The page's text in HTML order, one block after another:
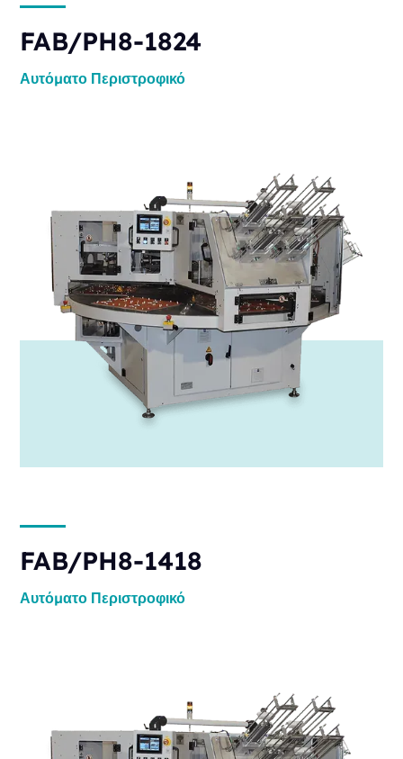
FAB/PH8-1824
Αυτόματο Περιστροφικό
FAB/PH8-1418
Αυτόματο Περιστροφικό